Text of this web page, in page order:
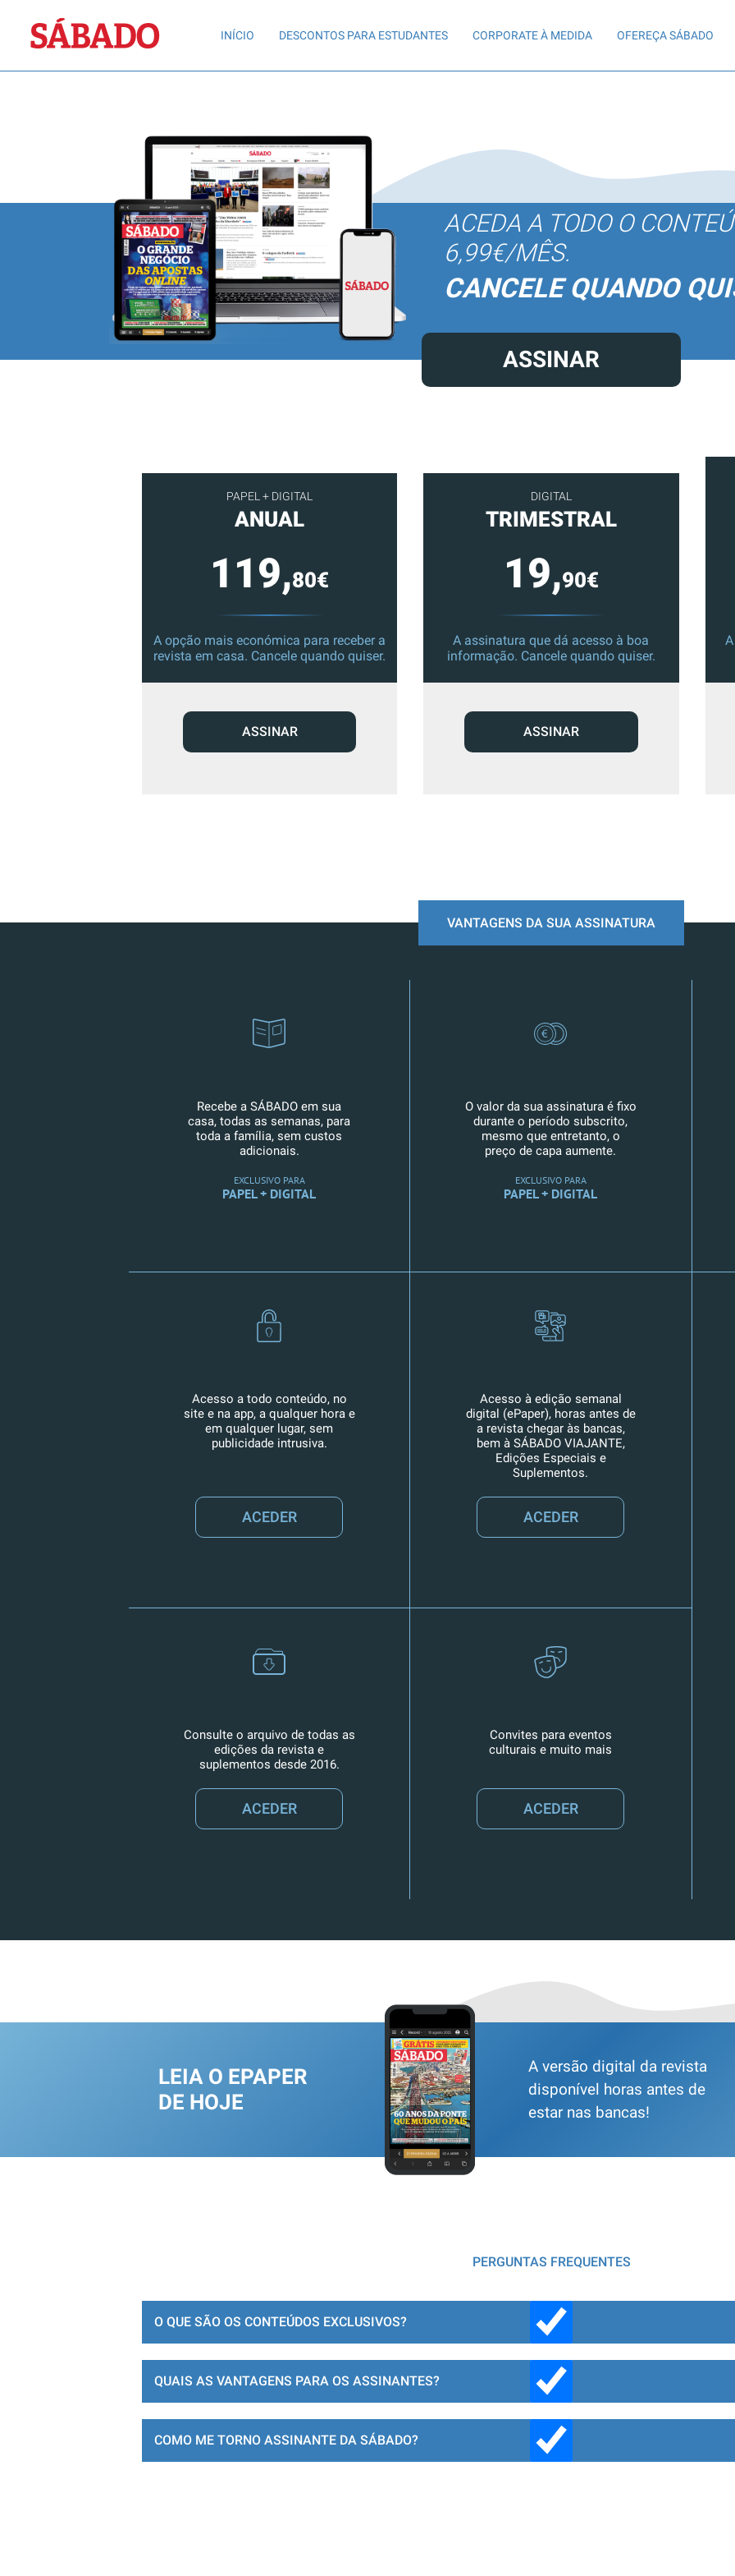
Sábado
INÍCIO DESCONTOS PARA ESTUDANTES CORPORATE À MEDIDA OFEREÇA SÁBADO
ACEDA A TODO O
6,99€/MÊS.
CANCELE QUANDO
ASSINAR
PAPEL + DIGITAL
ANUAL
119,80€
A opção mais económica para receber a
revista em casa. Cancele quando quiser.
ASSINAR
DIGITAL
TRIMESTRAL
19,90€
A assinatura que dá acesso à boa
informação. Cancele quando quiser.
ASSINAR
VANTAGENS DA SUA ASSINATURA
Recebe a SÁBADO em sua
casa, todas as semanas, para
toda a família, sem custos
adicionais.
EXCLUSIVO PARA
PAPEL + DIGITAL
O valor da sua assinatura é fixo
durante o período subscrito,
mesmo que entretanto, o
preço de capa aumente.
EXCLUSIVO PARA
PAPEL + DIGITAL
Acesso a todo conteúdo, no
site e na app, a qualquer hora e
em qualquer lugar, sem
publicidade intrusiva.
ACEDER
Acesso à edição semanal
digital (ePaper), horas antes de
a revista chegar às bancas,
bem à SÁBADO VIAJANTE,
Edições Especiais e
Suplementos.
ACEDER
Consulte o arquivo de todas as
edições da revista e
suplementos desde 2016.
ACEDER
Convites para eventos
culturais e muito mais
ACEDER
LEIA O EPAPER
DE HOJE
A versão digital da revista
disponível horas antes de
estar nas bancas!
PERGUNTAS FREQUENTES
O QUE SÃO OS CONTEÚDOS EXCLUSIVOS?
QUAIS AS VANTAGENS PARA OS ASSINANTES?
COMO ME TORNO ASSINANTE DA SÁBADO?